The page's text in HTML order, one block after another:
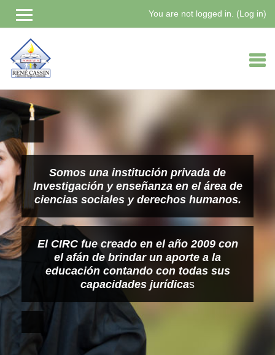
main
content
You are not logged in. (Log in)
Somos una institución privada de
Investigación y enseñanza en el área de
ciencias sociales y derechos humanos.
El CIRC fue creado en el año 2009 con
el afán de brindar un aporte a la
educación contando con todas sus
capacidades jurídicas